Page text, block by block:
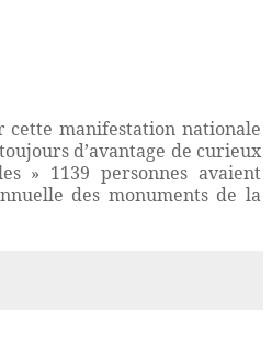
cette manifestation nationale
d’avantage de curieux
» 1139 personnes avaient
des monuments de la